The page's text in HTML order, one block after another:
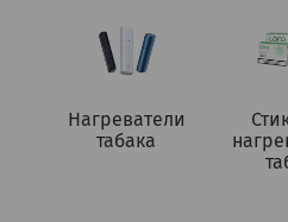
Нагреватели
табака